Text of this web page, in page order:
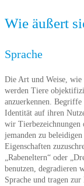
Wie äußert
Sprache
Die Art und Weise, wie
werden Tiere
anzuerkennen. Begriffe
Identität auf ihren
wir Tierbezeichnungen
jemanden zu
Eigenschaften
„Rabeneltern“ oder
benutzen, degradieren
Sprache und tragen